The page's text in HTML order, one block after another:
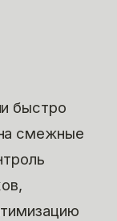
быстро
смежные